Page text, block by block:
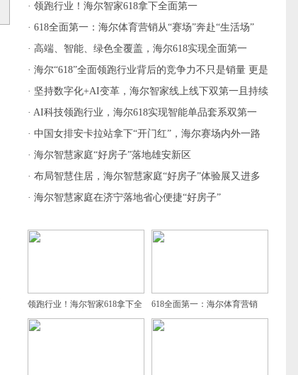
· 领跑行业！海尔智家618拿下全面第一
· 618全面第一：海尔体育营销从“赛场”奔赴“生活场”
· 高端、智能、绿色全覆盖，海尔618实现全面第一
· 海尔“618”全面领跑行业背后的竞争力不只是销量 更是
战略引领
· 坚持数字化+AI变革，海尔智家线上线下双第一且持续
增长
· AI科技领跑行业，海尔618实现智能单品套系双第一
· 中国女排安卡拉站拿下“开门红”，海尔赛场内外一路
同行
· 海尔智慧家庭“好房子”落地雄安新区
· 布局智慧住居，海尔智慧家庭“好房子”体验展又进多
城
· 海尔智慧家庭在济宁落地省心便捷“好房子”
领跑行业！海尔智家618拿下全
面第一
618全面第一：海尔体育营销
从“赛场”奔赴“生活场”